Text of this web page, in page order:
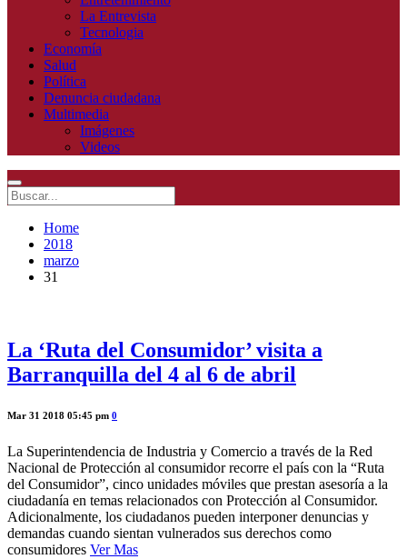
La Entrevista
Tecnologia
Economía
Salud
Política
Denuncia ciudadana
Multimedia
Imágenes
Videos
Home
2018
marzo
31
La ‘Ruta del Consumidor’ visita a
Barranquilla del 4 al 6 de abril
Mar 31 2018 05:45 pm 0
La Superintendencia de Industria y Comercio a través de la Red
Nacional de Protección al consumidor recorre el país con la “Ruta
del Consumidor”, cinco unidades móviles que prestan asesoría a la
ciudadanía en temas relacionados con Protección al Consumidor.
Adicionalmente, los ciudadanos pueden interponer denuncias y
demandas cuando sientan vulnerados sus derechos como
consumidores Ver Mas